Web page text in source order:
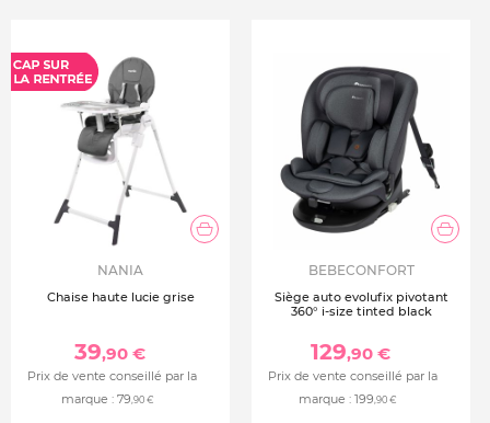
NANIA
Chaise haute lucie grise
39,90 €
Prix de vente conseillé par la
marque : 79,90 €
BEBECONFORT
Siège auto evolufix pivotant
360° i-size tinted black
129,90 €
Prix de vente conseillé par la
marque : 199,90 €